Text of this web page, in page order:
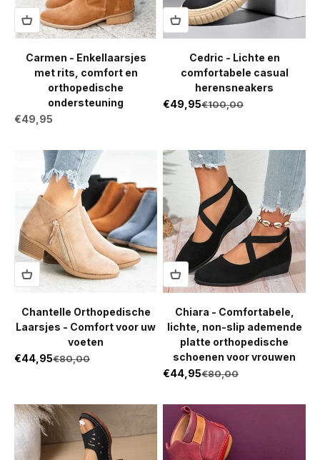
Carmen - Enkellaarsjes
met rits, comfort en
orthopedische
ondersteuning
Aanbiedingsprijs
€49,95
Cedric - Lichte en
comfortabele casual
herensneakers
Aanbiedingsprijs
€49,95Normale prijs
€100,00
Chantelle Orthopedische
Laarsjes - Comfort voor uw
voeten
Aanbiedingsprijs
€44,95Normale prijs
€80,00
Chiara - Comfortabele,
lichte, non-slip ademende
platte orthopedische
schoenen voor vrouwen
Aanbiedingsprijs
€44,95Normale prijs
€80,00